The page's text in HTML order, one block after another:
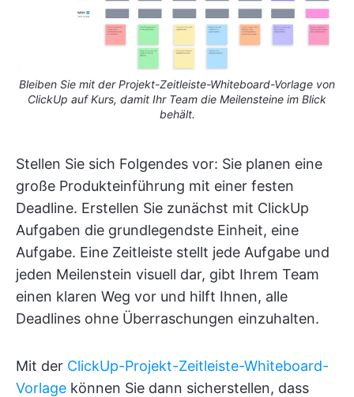
Bleiben Sie mit der Projekt-Zeitleiste-Whiteboard-Vorlage von
ClickUp auf Kurs, damit Ihr Team die Meilensteine im Blick
behält.
Stellen Sie sich Folgendes vor: Sie planen eine
große Produkteinführung mit einer festen
Deadline. Erstellen Sie zunächst mit ClickUp
Aufgaben die grundlegendste Einheit, eine
Aufgabe. Eine Zeitleiste stellt jede Aufgabe und
jeden Meilenstein visuell dar, gibt Ihrem Team
einen klaren Weg vor und hilft Ihnen, alle
Deadlines ohne Überraschungen einzuhalten.
Mit der ClickUp-Projekt-Zeitleiste-Whiteboard-
Vorlage können Sie dann sicherstellen, dass